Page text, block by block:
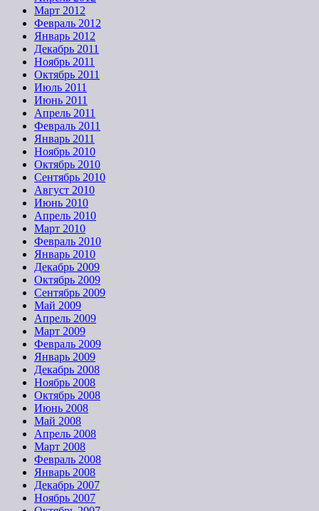
Март 2012
Февраль 2012
Январь 2012
Декабрь 2011
Ноябрь 2011
Октябрь 2011
Июль 2011
Июнь 2011
Апрель 2011
Февраль 2011
Январь 2011
Ноябрь 2010
Октябрь 2010
Сентябрь 2010
Август 2010
Июнь 2010
Апрель 2010
Март 2010
Февраль 2010
Январь 2010
Декабрь 2009
Октябрь 2009
Сентябрь 2009
Май 2009
Апрель 2009
Март 2009
Февраль 2009
Январь 2009
Декабрь 2008
Ноябрь 2008
Октябрь 2008
Июнь 2008
Май 2008
Апрель 2008
Март 2008
Февраль 2008
Январь 2008
Декабрь 2007
Ноябрь 2007